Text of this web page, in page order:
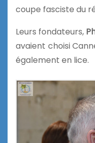
coupe fasciste du
Leurs fondateurs,
avaient choisi
également en lice.